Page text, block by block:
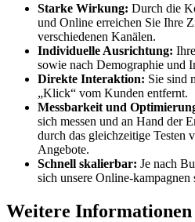
Starke Wirkung: Durch die
und Online erreichen Sie Ihre
verschiedenen Kanälen.
Individuelle Ausrichtung:
sowie nach Demographie und
Direkte Interaktion: Sie sind
„Klick“ vom Kunden entfernt.
Messbarkeit und
sich messen und an Hand der
durch das gleichzeitige Testen
Angebote.
Schnell skalierbar: Je nach
sich unsere Online-kampagnen
Weitere Informationen